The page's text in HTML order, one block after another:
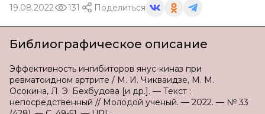
19.08.2022 131 Поделиться
Библиографическое описание
Эффективность ингибиторов янус-киназ при
ревматоидном артрите / М. И. Чикваидзе, М. М.
Осокина, Л. Э. Бехбудова [и др.]. — Текст :
непосредственный // Молодой ученый. — 2022. — № 33